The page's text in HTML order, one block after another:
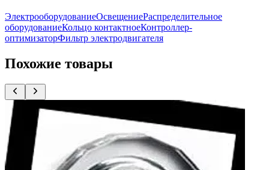
ЭлектрооборудованиеОсвещениеРаспределительное
оборудованиеКольцо контактноеКонтроллер-
оптимизаторФильтр электродвигателя
Похожие товары